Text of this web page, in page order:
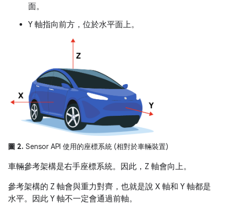
面。
Y 軸指向前方，位於水平面上。
圖 2. Sensor API 使用的座標系統 (相對於車輛裝置)
車輛參考架構是右手座標系統。因此，Z 軸會向上。
參考架構的 Z 軸會與重力對齊，也就是說 X 軸和 Y 軸都是
水平。因此 Y 軸不一定會通過前軸。